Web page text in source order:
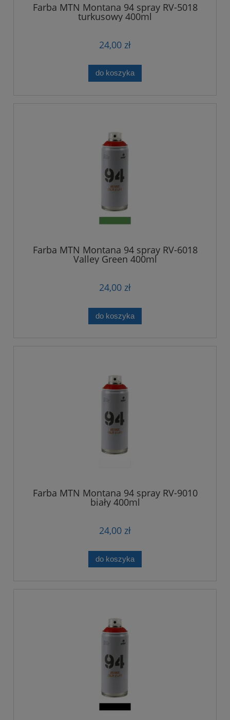
Farba MTN Montana 94 spray RV-5018
turkusowy 400ml
24,00 zł
do koszyka
Farba MTN Montana 94 spray RV-6018
Valley Green 400ml
24,00 zł
do koszyka
Farba MTN Montana 94 spray RV-9010
biały 400ml
24,00 zł
do koszyka